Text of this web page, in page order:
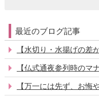
最近のブログ記事
【水切り・水揚げの差
【仏式通夜参列時のマ
【万一には先ず、お悔